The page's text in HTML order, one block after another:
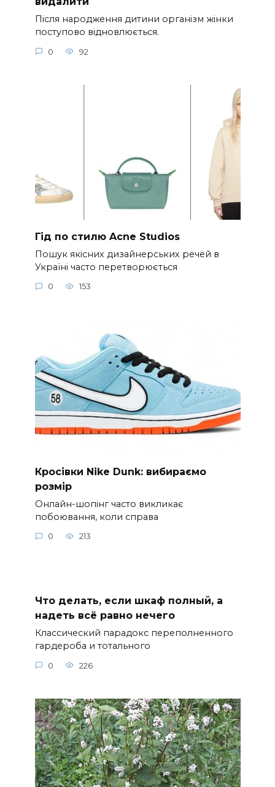
Після народження дитини організм жінки
поступово відновлюється.
0 92
Гід по стилю Acne Studios
Пошук якісних дизайнерських речей в
Україні часто перетворюється
0 153
Кросівки Nike Dunk: вибираємо
розмір
Онлайн-шопінг часто викликає
побоювання, коли справа
0 213
Что делать, если шкаф полный, а
надеть всё равно нечего
Классический парадокс переполненного
гардероба и тотального
0 226